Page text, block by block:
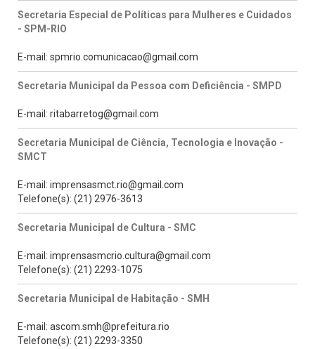
Secretaria Especial de Políticas para Mulheres e Cuidados
- SPM-RIO
E-mail: spmrio.comunicacao@gmail.com
Secretaria Municipal da Pessoa com Deficiência - SMPD
E-mail: ritabarretog@gmail.com
Secretaria Municipal de Ciência, Tecnologia e Inovação -
SMCT
E-mail: imprensasmct.rio@gmail.com
Telefone(s): (21) 2976-3613
Secretaria Municipal de Cultura - SMC
E-mail: imprensasmcrio.cultura@gmail.com
Telefone(s): (21) 2293-1075
Secretaria Municipal de Habitação - SMH
E-mail: ascom.smh@prefeitura.rio
Telefone(s): (21) 2293-3350